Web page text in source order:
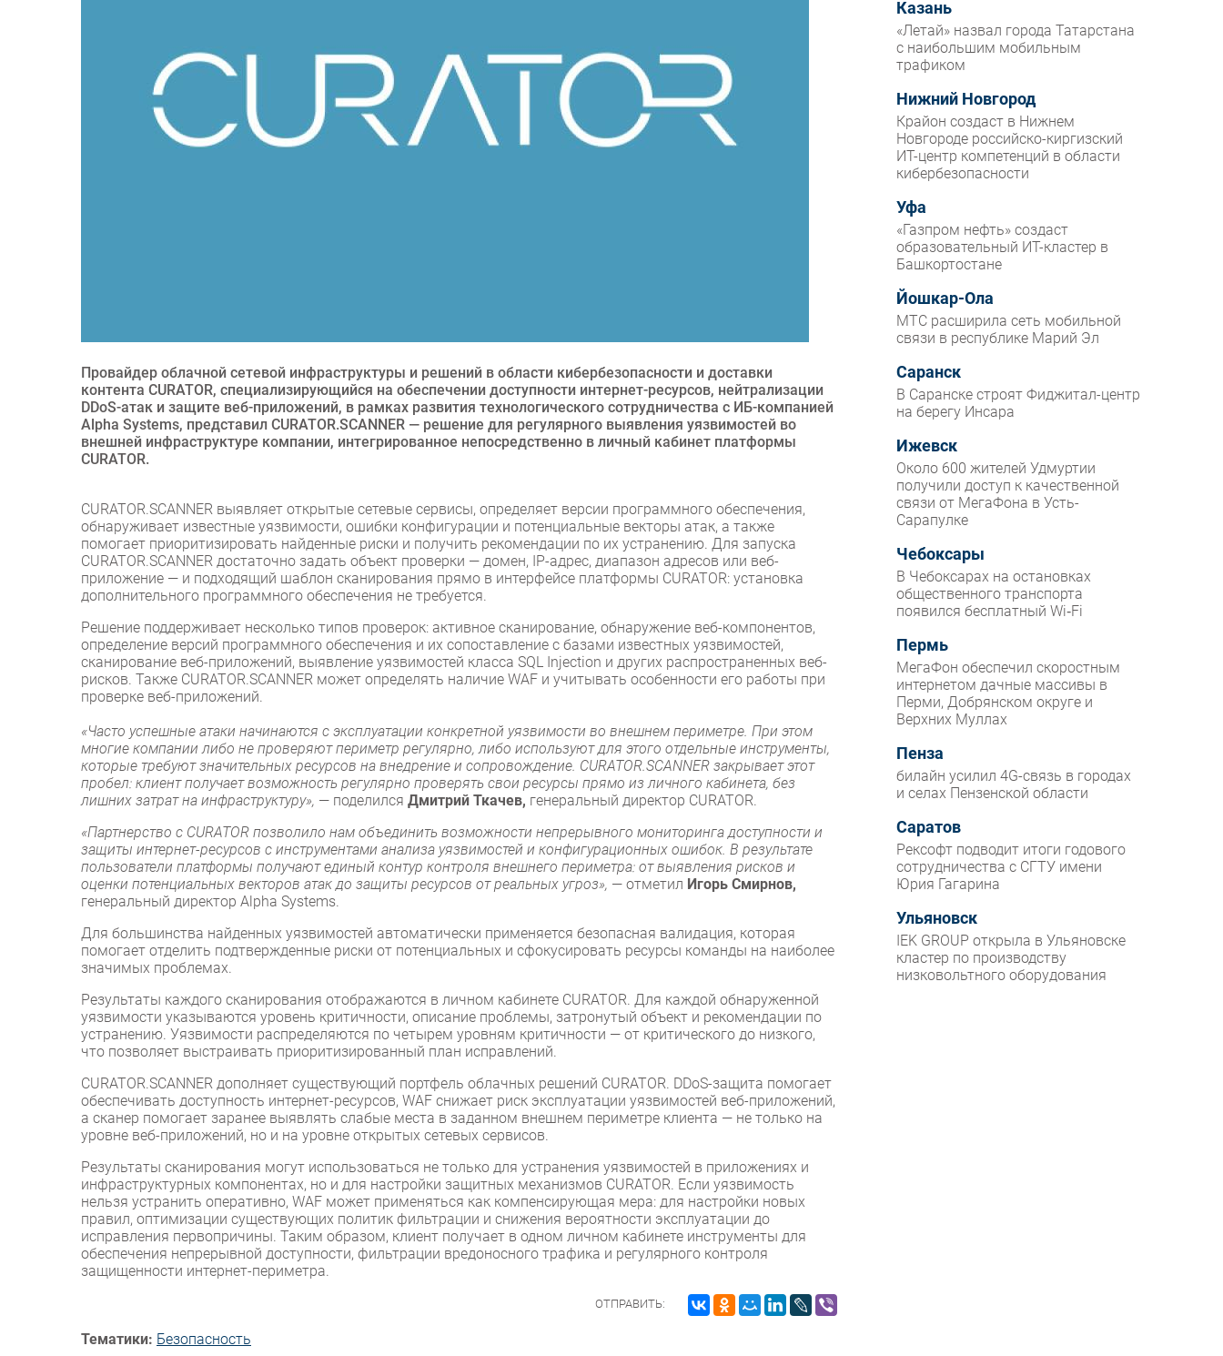
Провайдер облачной сетевой инфраструктуры и решений в области кибербезопасности и доставки
контента CURATOR, специализирующийся на обеспечении доступности интернет-ресурсов, нейтрализации
DDoS-атак и защите веб-приложений, в рамках развития технологического сотрудничества с ИБ-компанией
Alpha Systems, представил CURATOR.SCANNER — решение для регулярного выявления уязвимостей во
внешней инфраструктуре компании, интегрированное непосредственно в личный кабинет платформы
CURATOR.
CURATOR.SCANNER выявляет открытые сетевые сервисы, определяет версии программного обеспечения,
обнаруживает известные уязвимости, ошибки конфигурации и потенциальные векторы атак, а также
помогает приоритизировать найденные риски и получить рекомендации по их устранению. Для запуска
CURATOR.SCANNER достаточно задать объект проверки — домен, IP-адрес, диапазон адресов или веб-
приложение — и подходящий шаблон сканирования прямо в интерфейсе платформы CURATOR: установка
дополнительного программного обеспечения не требуется.
Решение поддерживает несколько типов проверок: активное сканирование, обнаружение веб-компонентов,
определение версий программного обеспечения и их сопоставление с базами известных уязвимостей,
сканирование веб-приложений, выявление уязвимостей класса SQL Injection и других распространенных веб-
рисков. Также CURATOR.SCANNER может определять наличие WAF и учитывать особенности его работы при
проверке веб-приложений.
«Часто успешные атаки начинаются с эксплуатации конкретной уязвимости во внешнем периметре. При этом
многие компании либо не проверяют периметр регулярно, либо используют для этого отдельные инструменты,
которые требуют значительных ресурсов на внедрение и сопровождение. CURATOR.SCANNER закрывает этот
пробел: клиент получает возможность регулярно проверять свои ресурсы прямо из личного кабинета, без
лишних затрат на инфраструктуру», — поделился Дмитрий Ткачев, генеральный директор CURATOR.
«Партнерство с CURATOR позволило нам объединить возможности непрерывного мониторинга доступности и
защиты интернет-ресурсов с инструментами анализа уязвимостей и конфигурационных ошибок. В результате
пользователи платформы получают единый контур контроля внешнего периметра: от выявления рисков и
оценки потенциальных векторов атак до защиты ресурсов от реальных угроз», — отметил Игорь Смирнов,
генеральный директор Alpha Systems.
Для большинства найденных уязвимостей автоматически применяется безопасная валидация, которая
помогает отделить подтвержденные риски от потенциальных и сфокусировать ресурсы команды на наиболее
значимых проблемах.
Результаты каждого сканирования отображаются в личном кабинете CURATOR. Для каждой обнаруженной
уязвимости указываются уровень критичности, описание проблемы, затронутый объект и рекомендации по
устранению. Уязвимости распределяются по четырем уровням критичности — от критического до низкого,
что позволяет выстраивать приоритизированный план исправлений.
CURATOR.SCANNER дополняет существующий портфель облачных решений CURATOR. DDoS-защита помогает
обеспечивать доступность интернет-ресурсов, WAF снижает риск эксплуатации уязвимостей веб-приложений,
а сканер помогает заранее выявлять слабые места в заданном внешнем периметре клиента — не только на
уровне веб-приложений, но и на уровне открытых сетевых сервисов.
Результаты сканирования могут использоваться не только для устранения уязвимостей в приложениях и
инфраструктурных компонентах, но и для настройки защитных механизмов CURATOR. Если уязвимость
нельзя устранить оперативно, WAF может применяться как компенсирующая мера: для настройки новых
правил, оптимизации существующих политик фильтрации и снижения вероятности эксплуатации до
исправления первопричины. Таким образом, клиент получает в одном личном кабинете инструменты для
обеспечения непрерывной доступности, фильтрации вредоносного трафика и регулярного контроля
защищенности интернет-периметра.
ОТПРАВИТЬ:
Тематики: Безопасность
Казань
«Летай» назвал города Татарстана
с наибольшим мобильным
трафиком
Нижний Новгород
Крайон создаст в Нижнем
Новгороде российско-киргизский
ИТ-центр компетенций в области
кибербезопасности
Уфа
«Газпром нефть» создаст
образовательный ИТ-кластер в
Башкортостане
Йошкар-Ола
МТС расширила сеть мобильной
связи в республике Марий Эл
Саранск
В Саранске строят Фиджитал-центр
на берегу Инсара
Ижевск
Около 600 жителей Удмуртии
получили доступ к качественной
связи от МегаФона в Усть-
Сарапулке
Чебоксары
В Чебоксарах на остановках
общественного транспорта
появился бесплатный Wi‑Fi
Пермь
МегаФон обеспечил скоростным
интернетом дачные массивы в
Перми, Добрянском округе и
Верхних Муллах
Пенза
билайн усилил 4G-связь в городах
и селах Пензенской области
Саратов
Рексофт подводит итоги годового
сотрудничества с СГТУ имени
Юрия Гагарина
Ульяновск
IEK GROUP открыла в Ульяновске
кластер по производству
низковольтного оборудования